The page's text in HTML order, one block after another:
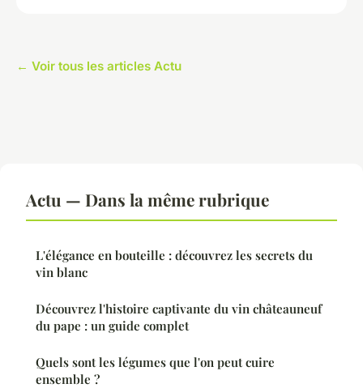
← Voir tous les articles Actu
Actu — Dans la même rubrique
L'élégance en bouteille : découvrez les secrets du
vin blanc
Découvrez l'histoire captivante du vin châteauneuf
du pape : un guide complet
Quels sont les légumes que l'on peut cuire
ensemble ?